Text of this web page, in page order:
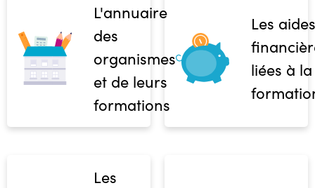
L'annuaire
des
organismes
et de leurs
formations
Les aides
liées à la
Les